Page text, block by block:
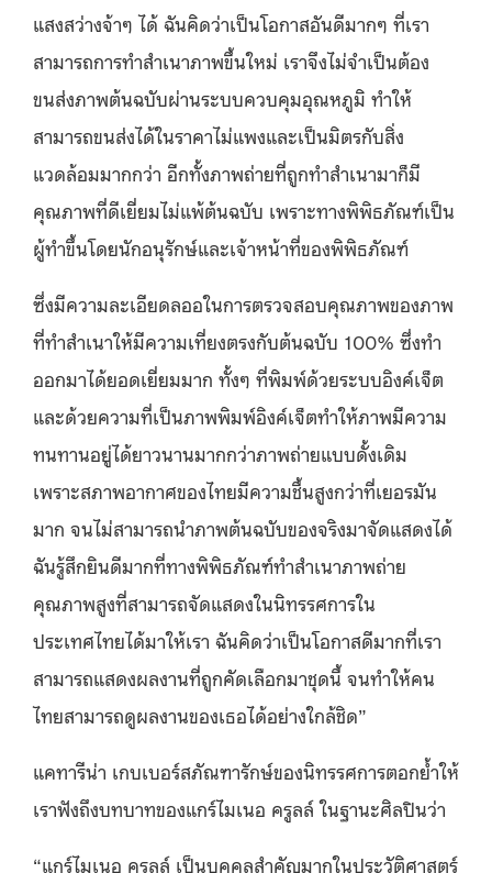
แสงสว่างจ้าๆ ได้ ฉันคิดว่าเป็นโอกาสอันดีมากๆ ที่เรา
สามารถการทำสำเนาภาพขึ้นใหม่ เราจึงไม่จำเป็นต้อง
ขนส่งภาพต้นฉบับผ่านระบบควบคุมอุณหภูมิ ทำให้
สามารถขนส่งได้ในราคาไม่แพงและเป็นมิตรกับสิ่ง
แวดล้อมมากกว่า อีกทั้งภาพถ่ายที่ถูกทำสำเนามาก็มี
คุณภาพที่ดีเยี่ยมไม่แพ้ต้นฉบับ เพราะทางพิพิธภัณฑ์เป็น
ผู้ทำขึ้นโดยนักอนุรักษ์และเจ้าหน้าที่ของพิพิธภัณฑ์
ซึ่งมีความละเอียดลออในการตรวจสอบคุณภาพของภาพ
ที่ทำสำเนาให้มีความเที่ยงตรงกับต้นฉบับ 100% ซึ่งทำ
ออกมาได้ยอดเยี่ยมมาก ทั้งๆ ที่พิมพ์ด้วยระบบอิงค์เจ็ต
และด้วยความที่เป็นภาพพิมพ์อิงค์เจ็ตทำให้ภาพมีความ
ทนทานอยู่ได้ยาวนานมากกว่าภาพถ่ายแบบดั้งเดิม
เพราะสภาพอากาศของไทยมีความชื้นสูงกว่าที่เยอรมัน
มาก จนไม่สามารถนำภาพต้นฉบับของจริงมาจัดแสดงได้
ฉันรู้สึกยินดีมากที่ทางพิพิธภัณฑ์ทำสำเนาภาพถ่าย
คุณภาพสูงที่สามารถจัดแสดงในนิทรรศการใน
ประเทศไทยได้มาให้เรา ฉันคิดว่าเป็นโอกาสดีมากที่เรา
สามารถแสดงผลงานที่ถูกคัดเลือกมาชุดนี้ จนทำให้คน
ไทยสามารถดูผลงานของเธอได้อย่างใกล้ชิด”
แคทารีน่า เกบเบอร์สภัณฑารักษ์ของนิทรรศการตอกย้ำให้
เราฟังถึงบทบาทของแกร์ไมเนอ ครูลล์ ในฐานะศิลปินว่า
“แกร์ไมเนอ ครูลล์ เป็นบุคคลสำคัญมากในประวัติศาสตร์